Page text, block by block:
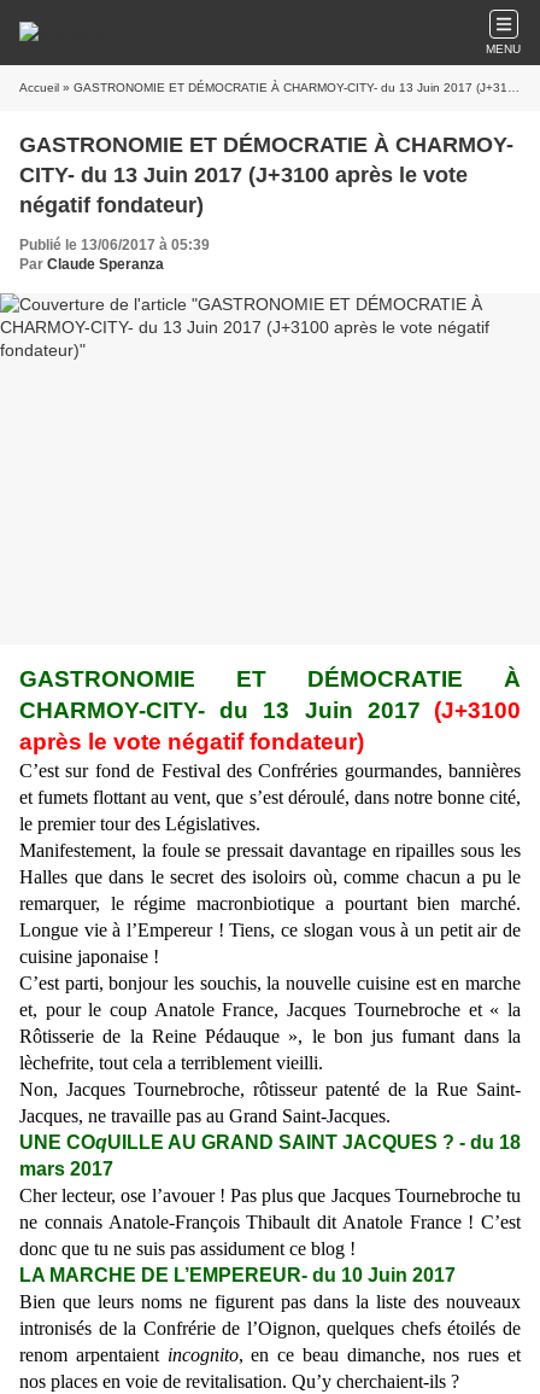
MENU
Accueil » GASTRONOMIE ET DÉMOCRATIE À CHARMOY-CITY- du 13 Juin 2017 (J+3100 après le vote négatif fondateur)
GASTRONOMIE ET DÉMOCRATIE À CHARMOY-
CITY- du 13 Juin 2017 (J+3100 après le vote
négatif fondateur)
Publié le 13/06/2017 à 05:39
Par Claude Speranza
GASTRONOMIE ET DÉMOCRATIE À
CHARMOY-CITY- du 13 Juin 2017
(J+3100
après le vote négatif fondateur)
C’est sur fond de Festival des Confréries gourmandes, bannières
et fumets flottant au vent, que s’est déroulé, dans notre bonne cité,
le premier tour des Législatives.
Manifestement, la foule se pressait davantage en ripailles sous les
Halles que dans le secret des isoloirs où, comme chacun a pu le
remarquer, le régime macronbiotique a pourtant bien marché.
Longue vie à l’Empereur ! Tiens, ce slogan vous à un petit air de
cuisine japonaise !
C’est parti, bonjour les souchis, la nouvelle cuisine est en marche
et, pour le coup Anatole France, Jacques Tournebroche et « la
Rôtisserie de la Reine Pédauque », le bon jus fumant dans la
lèchefrite, tout cela a terriblement vieilli.
Non, Jacques Tournebroche, rôtisseur patenté de la Rue Saint-
Jacques, ne travaille pas au Grand Saint-Jacques.
UNE COqUILLE AU GRAND SAINT JACQUES ? - du 18
mars 2017
Cher lecteur, ose l’avouer ! Pas plus que Jacques Tournebroche tu
ne connais Anatole-François Thibault dit Anatole France ! C’est
donc que tu ne suis pas assidument ce blog !
LA MARCHE DE L’EMPEREUR- du 10 Juin 2017
Bien que leurs noms ne figurent pas dans la liste des nouveaux
intronisés de la Confrérie de l’Oignon, quelques chefs étoilés de
renom arpentaient incognito, en ce beau dimanche, nos rues et
nos places en voie de revitalisation. Qu’y cherchaient-ils ?